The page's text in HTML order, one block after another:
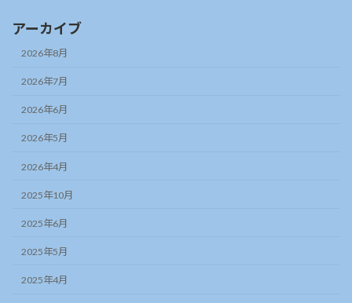
アーカイブ
2026年8月
2026年7月
2026年6月
2026年5月
2026年4月
2025年10月
2025年6月
2025年5月
2025年4月